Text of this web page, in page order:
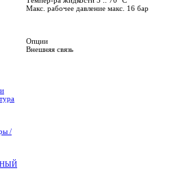
/
Макс. рабочее давление макс. 16 бар
Опции
Внешняя связь